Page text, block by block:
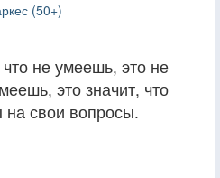
(50+)
не умеешь, это не
это значит, что
на свои вопросы.